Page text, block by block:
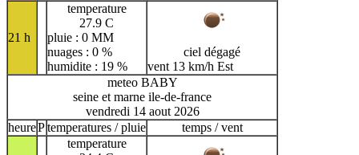
21 h
temperature
27.9 C
pluie : 0 MM
nuages : 0 %
humidite : 19 %
ciel dégagé
vent 13 km/h Est
meteo BABY
seine et marne ile-de-france
vendredi 14 aout 2026
heurePtemperatures / pluie temps / vent
temperature